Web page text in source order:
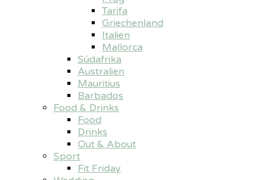
Tarifa
Griechenland
Italien
Mallorca
Südafrika
Australien
Mauritius
Barbados
Food & Drinks
Food
Drinks
Out & About
Sport
Fit Friday